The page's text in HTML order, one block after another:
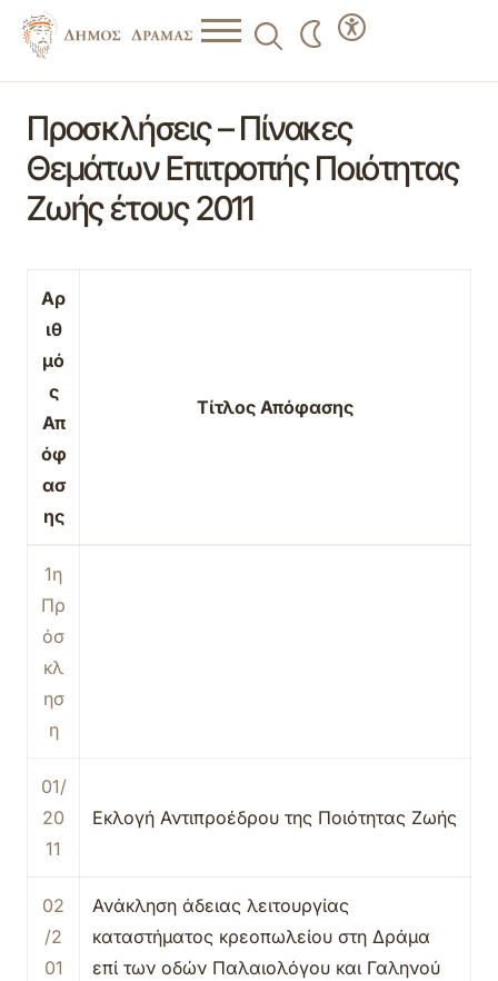
Προσκλήσεις – Πίνακες
Θεμάτων Επιτροπής Ποιότητας
Ζωής έτους 2011
Αρ
ιθ
μό
ς
Απ
όφ
ασ
ης
Τίτλος Απόφασης
1η
Πρ
όσ
κλ
ησ
η
01/
20
11
Εκλογή Αντιπροέδρου της Ποιότητας Ζωής
02
/2
01
Ανάκληση άδειας λειτουργίας
καταστήματος κρεοπωλείου στη Δράμα
επί των οδών Παλαιολόγου και Γαληνού